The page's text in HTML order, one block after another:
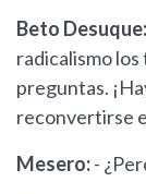
Beto Desuque:
radicalismo los
preguntas.
reconvertirse
Mesero:-